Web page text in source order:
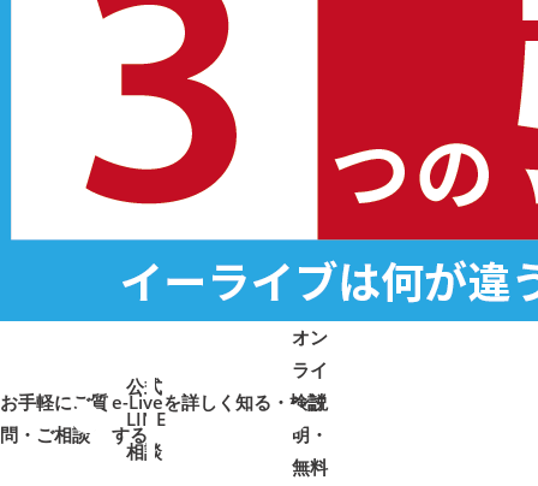
公式
LINE
相談
お手軽にご質
問・ご相談➜ ➜
オン
ライ
ン説
明・
無料
e-Liveを詳しく知る・検討
する
➜➜